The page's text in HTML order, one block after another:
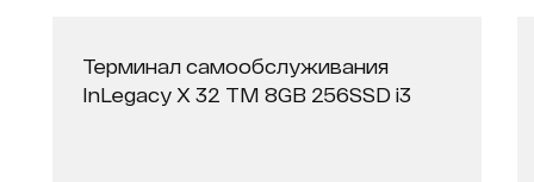
Терминал самообслуживания
InLegacy X 32 ТМ 8GB 256SSD i3